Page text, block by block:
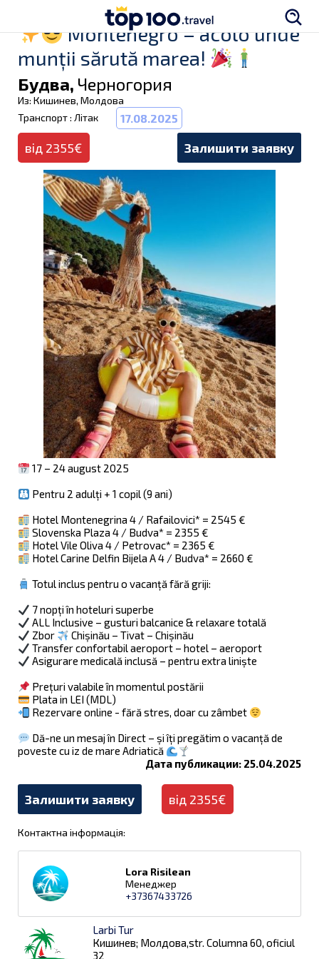
Montenegro – acolo unde
munții sărută marea!
Будва, Черногория
Из: Кишинев, Молдова
Транспорт : Літак
17.08.2025
від 2355€ Залишити заявку
17 – 24 august 2025
Pentru 2 adulți + 1 copil (9 ani)
Hotel Montenegrina 4 / Rafailovici* = 2545 €
Slovenska Plaza 4 / Budva* = 2355 €
Hotel Vile Oliva 4 / Petrovac* = 2365 €
Hotel Carine Delfin Bijela A 4 / Budva* = 2660 €
Totul inclus pentru o vacanță fără griji:
7 nopți în hoteluri superbe
ALL Inclusive – gusturi balcanice & relaxare totală
Zbor
Chișinău – Tivat – Chișinău
Transfer confortabil aeroport – hotel – aeroport
Asigurare medicală inclusă – pentru extra liniște
Prețuri valabile în momentul postării
Plata in LEI (MDL)
Rezervare online - fără stres, doar cu zâmbet
Dă-ne un mesaj în Direct – și îți pregătim o vacanță de
poveste cu iz de mare Adriatică
Дата публикации: 25.04.2025
Залишити заявку від 2355€
Контактна інформація:
Lora Risilean
Менеджер
+37367433726
Larbi Tur
Кишинев; Молдова,str. Columna 60, oficiul
32